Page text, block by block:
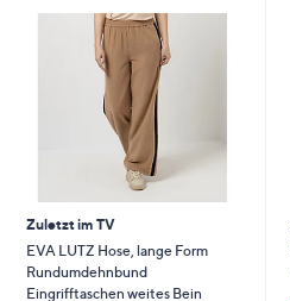
Zuletzt im TV
EVA LUTZ Hose, lange Form
Rundumdehnbund
Eingrifftaschen weites Bein